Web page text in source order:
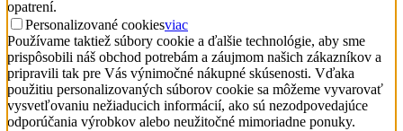
opatrení.
Personalizované cookiesviac
Používame taktiež súbory cookie a ďalšie technológie, aby sme
prispôsobili náš obchod potrebám a záujmom našich zákazníkov a
pripravili tak pre Vás výnimočné nákupné skúsenosti. Vďaka
použitiu personalizovaných súborov cookie sa môžeme vyvarovať
vysvetľovaniu nežiaducich informácií, ako sú nezodpovedajúce
odporúčania výrobkov alebo neužitočné mimoriadne ponuky.